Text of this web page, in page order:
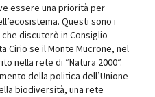
essere una priorità per
Questi sono i
discuterò in Consiglio
Cirio se il Monte Mucrone, nel
nella rete di “Natura 2000”.
della politica dell’Unione
biodiversità, una rete